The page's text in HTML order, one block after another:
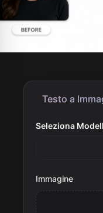
Testo a
Seleziona
Immagine